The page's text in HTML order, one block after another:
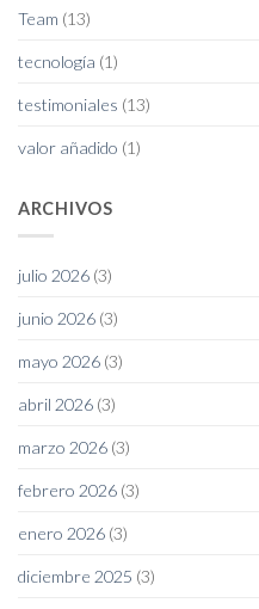
Team (13)
tecnología (1)
testimoniales (13)
valor añadido (1)
ARCHIVOS
julio 2026 (3)
junio 2026 (3)
mayo 2026 (3)
abril 2026 (3)
marzo 2026 (3)
febrero 2026 (3)
enero 2026 (3)
diciembre 2025 (3)